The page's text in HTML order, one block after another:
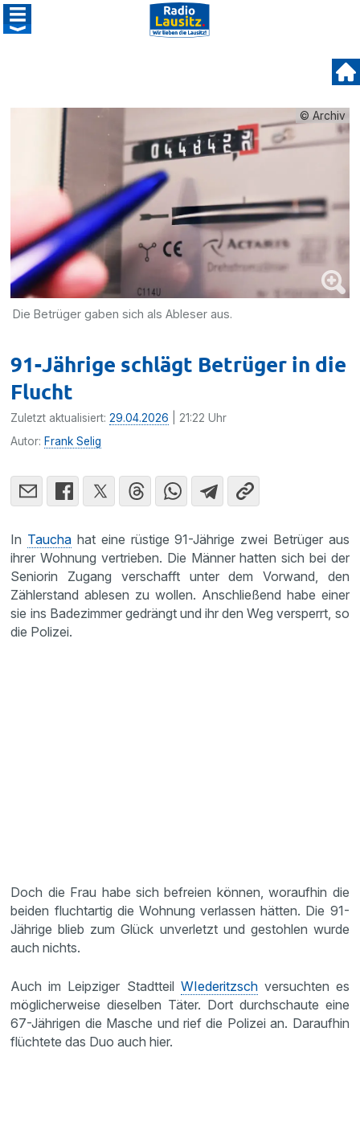
© Archiv
Die Betrüger gaben sich als Ableser aus.
91-Jährige schlägt Betrüger in die
Flucht
Zuletzt aktualisiert:29.04.2026 | 21:22 Uhr
Autor: Frank Selig
In Taucha hat eine rüstige 91-Jährige zwei Betrüger aus
ihrer Wohnung vertrieben. Die Männer hatten sich bei der
Seniorin Zugang verschafft unter dem Vorwand, den
Zählerstand ablesen zu wollen. Anschließend habe einer
sie ins Badezimmer gedrängt und ihr den Weg versperrt, so
die Polizei.
Doch die Frau habe sich befreien können, woraufhin die
beiden fluchtartig die Wohnung verlassen hätten. Die 91-
Jährige blieb zum Glück unverletzt und gestohlen wurde
auch nichts.
Auch im Leipziger Stadtteil WIederitzschversuchten es
möglicherweise dieselben Täter. Dort durchschaute eine
67-Jährigen die Masche und rief die Polizei an. Daraufhin
flüchtete das Duo auch hier.